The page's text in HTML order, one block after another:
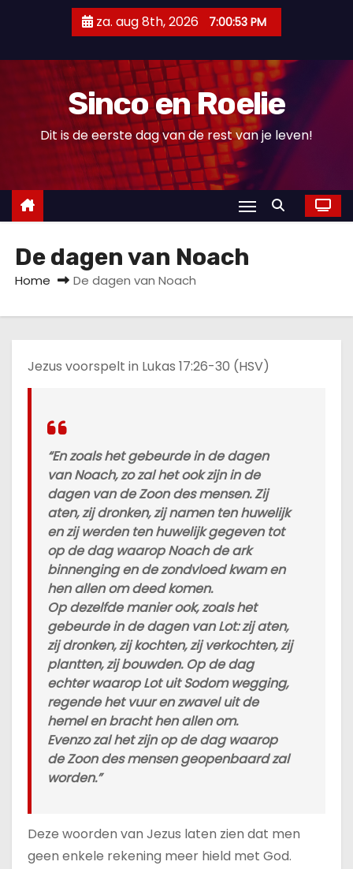
n
h
za. aug 8th, 2026 7:00:54 PM
Sinco en Roelie
Dit is de eerste dag van de rest van je leven!
De dagen van Noach
Home De dagen van Noach
Jezus voorspelt in Lukas 17:26-30 (HSV)
“En zoals het gebeurde in de dagen
van Noach, zo zal het ook zijn in de
dagen van de Zoon des mensen. Zij
aten, zij dronken, zij namen ten huwelijk
en zij werden ten huwelijk gegeven tot
op de dag waarop Noach de ark
binnenging en de zondvloed kwam en
hen allen om deed komen.
Op dezelfde manier ook, zoals het
gebeurde in de dagen van Lot: zij aten,
zij dronken, zij kochten, zij verkochten, zij
plantten, zij bouwden. Op de dag
echter waarop Lot uit Sodom wegging,
regende het vuur en zwavel uit de
hemel en bracht hen allen om.
Evenzo zal het zijn op de dag waarop
de Zoon des mensen geopenbaard zal
worden.”
Deze woorden van Jezus laten zien dat men
geen enkele rekening meer hield met God.